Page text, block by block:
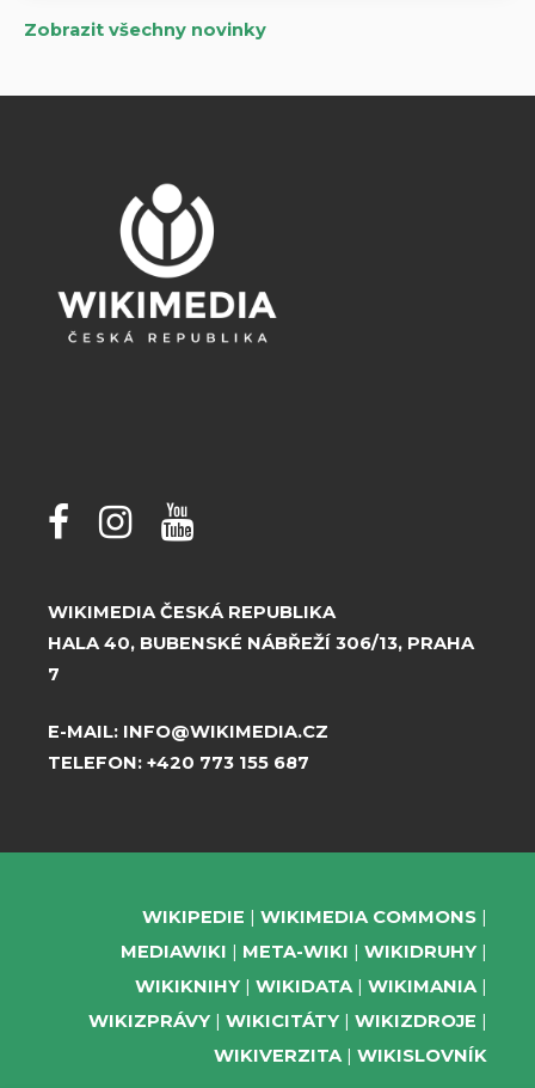
Zobrazit všechny novinky
WIKIMEDIA ČESKÁ REPUBLIKA
HALA 40, BUBENSKÉ NÁBŘEŽÍ 306/13, PRAHA
7
E-MAIL: INFO@WIKIMEDIA.CZ
TELEFON: +420 773 155 687
WIKIPEDIE
WIKIMEDIA COMMONS
MEDIAWIKI
META-WIKI
WIKIDRUHY
WIKIKNIHY
WIKIDATA
WIKIMANIA
WIKIZPRÁVY
WIKICITÁTY
WIKIZDROJE
WIKIVERZITA
WIKISLOVNÍK